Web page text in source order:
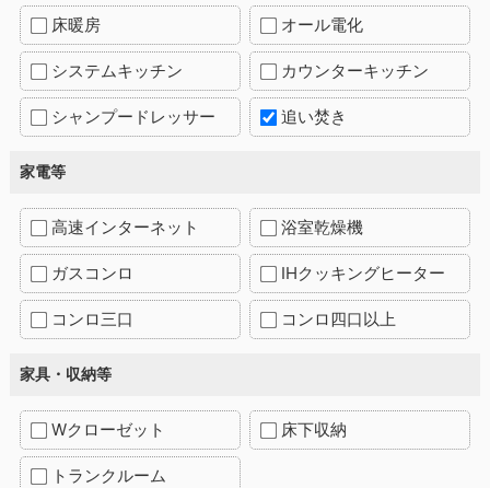
床暖房 オール電化
システムキッチン カウンターキッチン
シャンプードレッサー 追い焚き
家電等
高速インターネット 浴室乾燥機
ガスコンロ IHクッキングヒーター
コンロ三口 コンロ四口以上
家具・収納等
Wクローゼット 床下収納
トランクルーム